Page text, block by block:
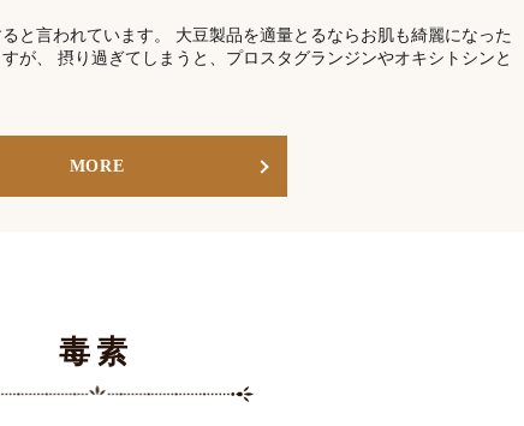
と言われています。 大豆製品を適量とるならお肌も綺麗になった
が、 摂り過ぎてしまうと、プロスタグランジンやオキシトシンと
MORE
毒素